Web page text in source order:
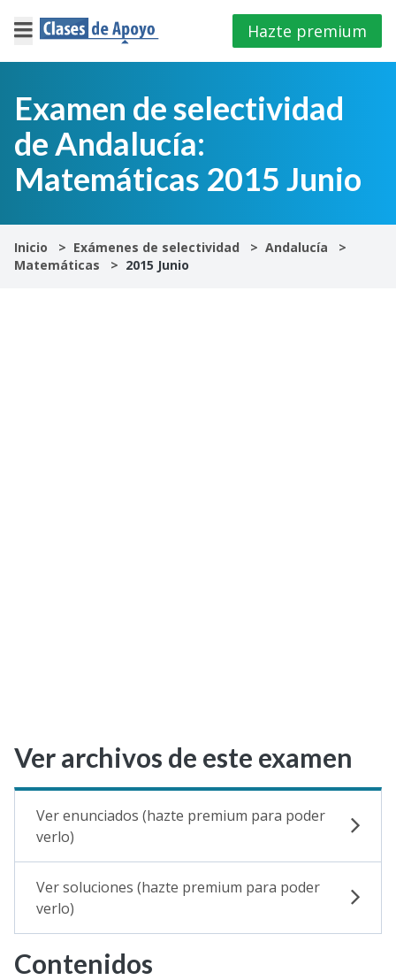
×
Iniciar
sesión
E.S.O
Hazte premium
Examen de selectividad
de Andalucía:
Matemáticas 2015 Junio
Inicio Exámenes de selectividad
Andalucía
Matemáticas
2015 Junio
Ver archivos de este examen
Ver enunciados (hazte premium para poder
verlo)
Ver soluciones (hazte premium para poder
verlo)
Contenidos